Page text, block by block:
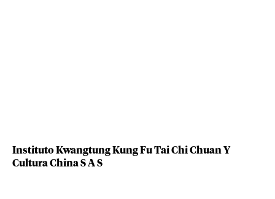
Instituto Kwangtung Kung Fu Tai Chi Chuan Y
Cultura China S A S